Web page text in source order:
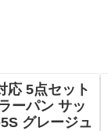
応 5点セット
ーパン サッ
グレージュ